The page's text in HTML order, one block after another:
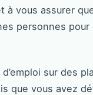
à vous assurer
personnes pour
sur des
que vous avez